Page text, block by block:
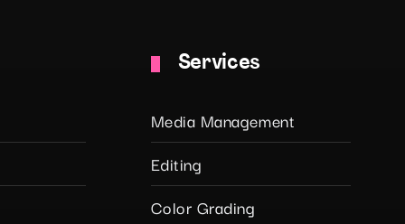
Services
Media Management
Editing
Color Grading